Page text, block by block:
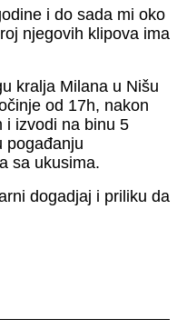
i do sada mi oko
njegovih klipova ima
kralja Milana u Nišu
od 17h, nakon
i izvodi na binu 5
pogađanju
sa ukusima.
dogadjaj i priliku da